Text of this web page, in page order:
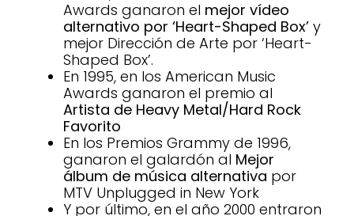
Awards ganaron el mejor vídeo
alternativo por ‘Heart-Shaped Box’ y
mejor Dirección de Arte por ‘Heart-
Shaped Box’.
En 1995, en los American Music
Awards ganaron el premio al
Artista de Heavy Metal/Hard Rock
Favorito
En los Premios Grammy de 1996,
ganaron el galardón al Mejor
álbum de música alternativa por
MTV Unplugged in New York
Y por último, en el año 2000 entraron